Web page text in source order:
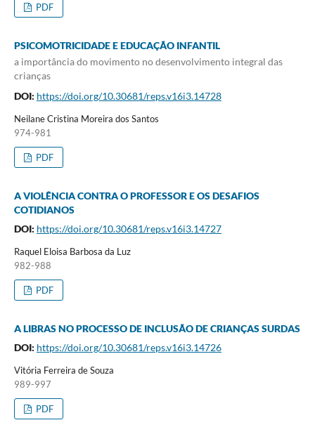
PDF
PSICOMOTRICIDADE E EDUCAÇÃO INFANTIL
a importância do movimento no desenvolvimento integral das
crianças
DOI: https://doi.org/10.30681/reps.v16i3.14728
Neilane Cristina Moreira dos Santos
974-981
PDF
A VIOLÊNCIA CONTRA O PROFESSOR E OS DESAFIOS
COTIDIANOS
DOI: https://doi.org/10.30681/reps.v16i3.14727
Raquel Eloisa Barbosa da Luz
982-988
PDF
A LIBRAS NO PROCESSO DE INCLUSÃO DE CRIANÇAS SURDAS
DOI: https://doi.org/10.30681/reps.v16i3.14726
Vitória Ferreira de Souza
989-997
PDF